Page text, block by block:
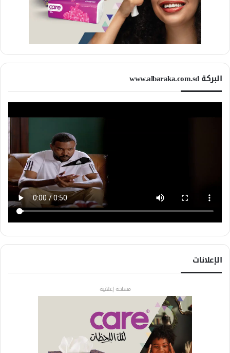
البركة www.albaraka.com.sd
الإعلانات
مساحة إعلانية